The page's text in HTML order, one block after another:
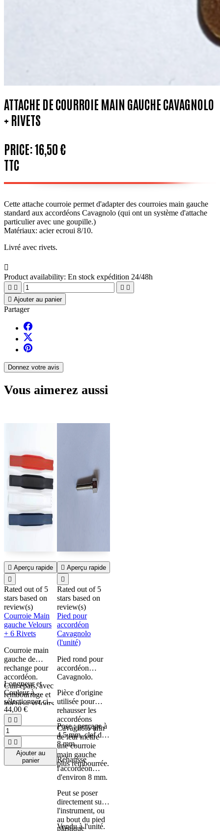
ATTACHE DE COURROIE MAIN GAUCHE CAVAGNOLO
+ RIVETS
PRICE:16,50 €
TTC
Cette attache courroie permet d'adapter des courroies main gauche
standard aux accordéons Cavagnolo (qui ont un système d'attache
particulier avec une goupille.)
Matériaux: acier ecroui 8/10.
Livré avec rivets.

Product availability: En stock expédition 24/48h
   
 Ajouter au panier
Partager
Donnez votre avis
Vous aimerez aussi
 Aperçu rapide

Rated out of 5
stars based on
review(s)
Courroie Main
gauche Velours
+ 6 Rivets
Courroie main
gauche de
rechange pour
accordéon.
Cuir épais, avec
rembourrage et
intérieur velours
durable et doux,
très agréable
pour la main
gauche.
Livré avec les
rivets pour fixer
la courroie aux
Longueur et
Couleur à
sélectionner ci-
dessous.
44,00 €
 
 
Ajouter au
panier
 Aperçu rapide

Rated out of 5
stars based on
review(s)
Pied pour
accordéon
Cavagnolo
(l'unité)
Pied rond pour
accordéon
Cavagnolo.
Pièce d'origine
utilisée pour
rehausser les
accordéons
Cavagnolo afin
de leur mettre
une courroie
main gauche
plus rembourrée.
Pose : perçage à
4.5 mm, clef de
8 mm.
Rehausse
l'accordéon
d'environ 8 mm.
Peut se poser
directement sur
l'instrument, ou
au bout du pied
plastique
Vendu à l'unité.